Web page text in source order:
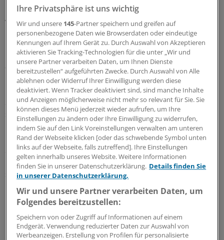
Initiative, die von Pharma- Großhandels- und
Apothekerverbänden getragen wird.
Bis jetzt seien über 21 Millionen
Medikamentenpackungen im Securpharm-System
angelegt worden.
Dabei erzeugen Arzneimittelhersteller eine
Seriennummer, die in einer Datenbank gespeichert
sowie mittels Data-Matrix-Code auf der Packung
hinterlegt ist. Danach können Groß- und Einzelhändler
beim Wareneingang prüfen, ob eine Packung "echt" im
Sinne des Arzneimittelgesetzes ist. Großhändler sollen
besonders Retouren kontrollieren sowie Produkte, die
sie von anderen Großhändlern oder Zwischenhändlern
beziehen.
"Besorgniserregenden Anstieg" von
Fälschungen
Ihre Privatsphäre ist uns wichtig
Wir und unsere 145-Partner speichern und greifen auf
personenbezogene Daten wie Browserdaten oder eindeutige
Kennungen auf Ihrem Gerät zu. Durch Auswahl von Akzeptieren
aktivieren Sie Tracking-Technologien für die unter „Wir und
unsere Partner verarbeiten Daten, um Ihnen Dienste
bereitzustellen“ aufgeführten Zwecke. Durch Auswahl von Alle
ablehnen oder Widerruf Ihrer Einwilligung werden diese
deaktiviert. Wenn Tracker deaktiviert sind, sind manche Inhalte
und Anzeigen möglicherweise nicht mehr so relevant für Sie. Sie
können dieses Menü jederzeit wieder aufrufen, um Ihre
Einstellungen zu ändern oder Ihre Einwilligung zu widerrufen,
indem Sie auf den Link Voreinstellungen verwalten am unteren
Rand der Webseite klicken [oder das schwebende Symbol unten
links auf der Webseite, falls zutreffend]. Ihre Einstellungen
gelten innerhalb unseres Website. Weitere Informationen
finden Sie in unserer Datenschutzerklärung. Details finden Sie
in unserer Datenschutzerklärung.
Wir und unsere Partner verarbeiten Daten, um
Folgendes bereitzustellen:
Speichern von oder Zugriff auf Informationen auf einem
Endgerät. Verwendung reduzierter Daten zur Auswahl von
Werbeanzeigen. Erstellung von Profilen für personalisierte